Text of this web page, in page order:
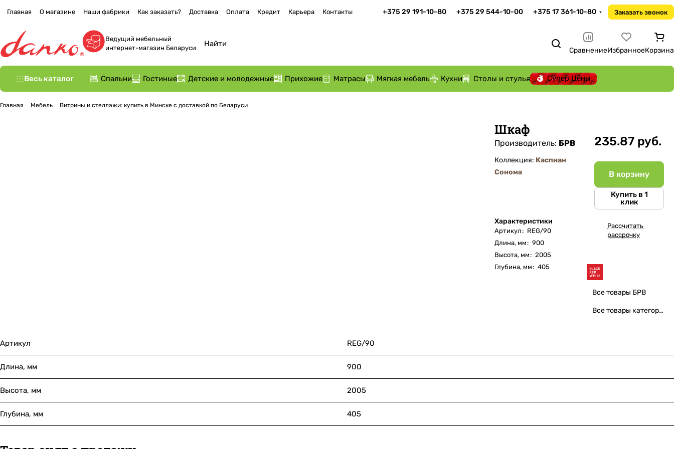
Главная О магазине Наши фабрики Как заказать? Доставка Оплата Кредит Карьера Контакты +375 29 191-10-80 +375 29 544-10-00 +375 17 361-10-80 Заказать звонок
Ведущий мебельный
интернет-магазин Беларуси
СравнениеИзбранноеКорзина
Весь каталог Спальни Гостиные Детские и молодежные Прихожие Матрасы Мягкая мебель Кухни Столы и стулья Супер Цены
Главная Мебель Витрины и стеллажи: купить в Минске с доставкой по Беларуси
Шкаф
Производитель: БРВ
Коллекция: Каспиан
Сонома
Характеристики
Артикул: REG/90
Длина, мм: 900
Высота, мм: 2005
Глубина, мм: 405
235.87 руб.
В корзину
Купить в 1
клик
Рассчитать
рассрочку
Все товары БРВ
Все товары категории
Артикул REG/90
Длина, мм 900
Высота, мм 2005
Глубина, мм 405